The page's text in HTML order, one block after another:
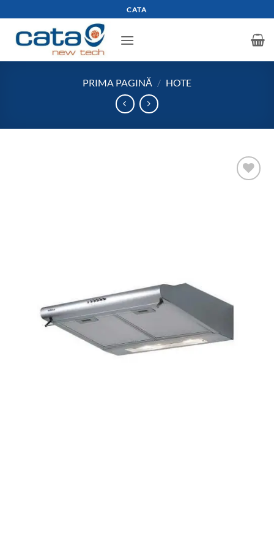
to
content
CATA
PRIMA PAGINĂ / HOTE